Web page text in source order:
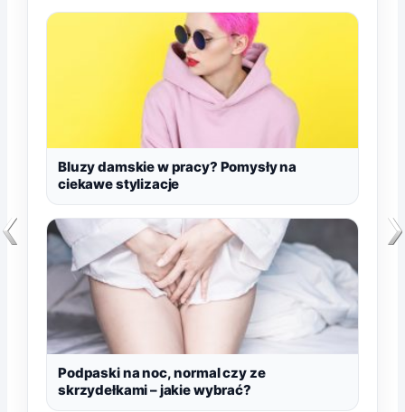
Bluzy damskie w pracy? Pomysły na
ciekawe stylizacje
Podpaski na noc, normal czy ze
skrzydełkami – jakie wybrać?